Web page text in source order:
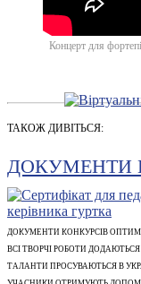
Концерт для
ТАКОЖ ДИВІТЬСЯ:
ДОКУМЕНТИ
ДОКУМЕНТИ КОНКУРСІВ
ВСІ ТВОРЧІ РОБОТИ
ТАЛАНТИ ПРОСУВАЮТЬСЯ В